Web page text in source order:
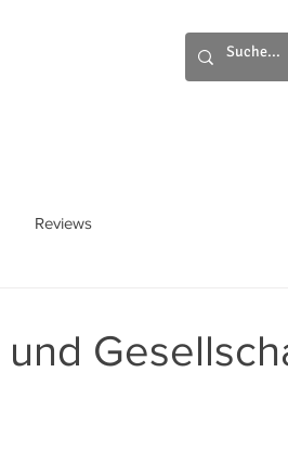
Reviews